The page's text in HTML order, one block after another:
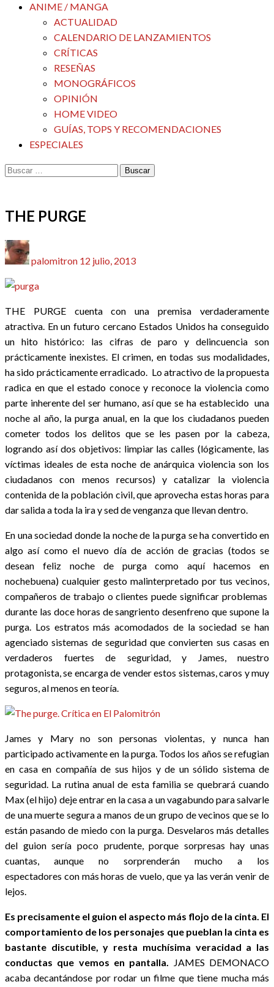
ANIME / MANGA
ACTUALIDAD
CALENDARIO DE LANZAMIENTOS
CRÍTICAS
RESEÑAS
MONOGRÁFICOS
OPINIÓN
HOME VIDEO
GUÍAS, TOPS Y RECOMENDACIONES
ESPECIALES
Buscar:
THE PURGE
palomitron el
12 julio, 2013
THE PURGE cuenta con una premisa verdaderamente
atractiva. En un futuro cercano Estados Unidos ha conseguido
un hito histórico: las cifras de paro y delincuencia son
prácticamente inexistes. El crimen, en todas sus modalidades,
ha sido prácticamente erradicado. Lo atractivo de la propuesta
radica en que el estado conoce y reconoce la violencia como
parte inherente del ser humano, así que se ha establecido una
noche al año, la purga anual, en la que los ciudadanos pueden
cometer todos los delitos que se les pasen por la cabeza,
logrando así dos objetivos: limpiar las calles (lógicamente, las
víctimas ideales de esta noche de anárquica violencia son los
ciudadanos con menos recursos) y catalizar la violencia
contenida de la población civil, que aprovecha estas horas para
dar salida a toda la ira y sed de venganza que llevan dentro.
En una sociedad donde la noche de la purga se ha convertido en
algo así como el nuevo día de acción de gracias (todos se
desean feliz noche de purga como aquí hacemos en
nochebuena) cualquier gesto malinterpretado por tus vecinos,
compañeros de trabajo o clientes puede significar problemas
durante las doce horas de sangriento desenfreno que supone la
purga. Los estratos más acomodados de la sociedad se han
agenciado sistemas de seguridad que convierten sus casas en
verdaderos fuertes de seguridad, y James, nuestro
protagonista, se encarga de vender estos sistemas, caros y muy
seguros, al menos en teoría.
James y Mary no son personas violentas, y nunca han
participado activamente en la purga. Todos los años se refugian
en casa en compañía de sus hijos y de un sólido sistema de
seguridad. La rutina anual de esta familia se quebrará cuando
Max (el hijo) deje entrar en la casa a un vagabundo para salvarle
de una muerte segura a manos de un grupo de vecinos que se lo
están pasando de miedo con la purga. Desvelaros más detalles
del guion sería poco prudente, porque sorpresas hay unas
cuantas, aunque no sorprenderán mucho a los
espectadores con más horas de vuelo, que ya las verán venir de
lejos.
Es precisamente el guion el aspecto más flojo de la cinta. El
comportamiento de los personajes que pueblan la cinta es
bastante discutible, y resta muchísima veracidad a las
conductas que vemos en pantalla. JAMES DEMONACO
acaba decantándose por rodar un filme que tiene mucha más